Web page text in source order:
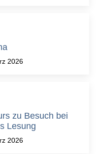
2026
zu Besuch bei
Lesung
2026